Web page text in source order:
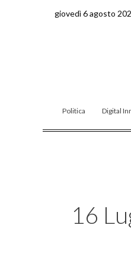
giovedì 6 agosto
Politica Digital
16